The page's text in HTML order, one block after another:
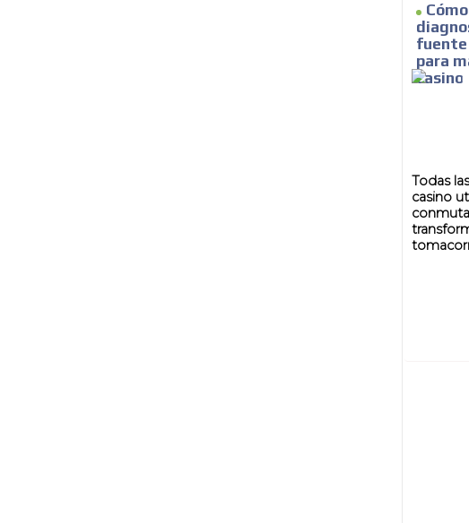
fuente
para
casino
Todas
casino